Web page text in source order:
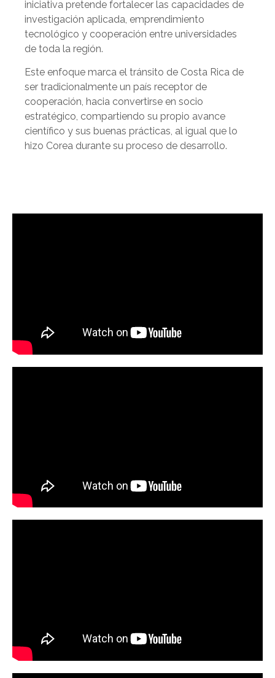
iniciativa pretende fortalecer las capacidades de
investigación aplicada, emprendimiento
tecnológico y cooperación entre universidades
de toda la región.
Este enfoque marca el tránsito de Costa Rica de
ser tradicionalmente un país receptor de
cooperación, hacia convertirse en socio
estratégico, compartiendo su propio avance
científico y sus buenas prácticas, al igual que lo
hizo Corea durante su proceso de desarrollo.